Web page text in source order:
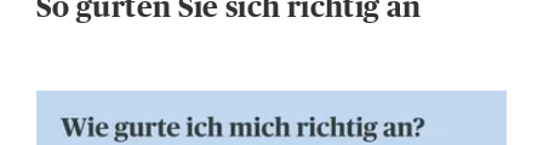
So gurten Sie sich richtig an